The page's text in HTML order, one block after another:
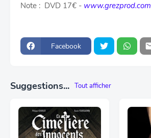
Note : DVD 17€ - www.grezprod.com
Facebook
Suggestions... Tout afficher